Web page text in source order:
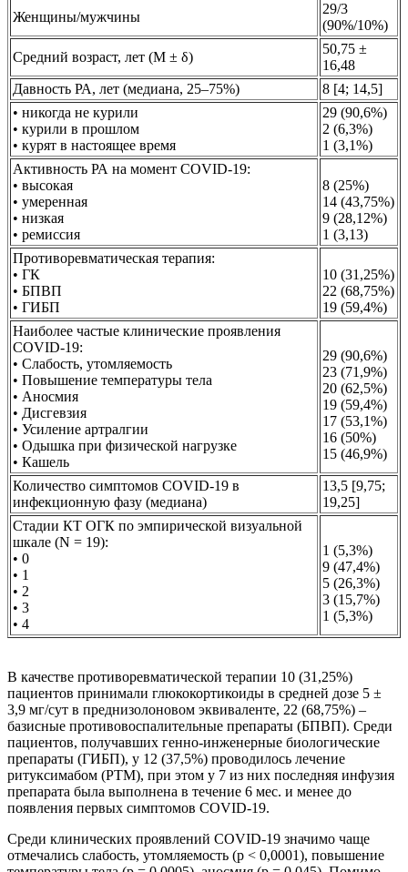
Женщины/мужчины
29/3
(90%/10%)
Средний возраст, лет (М ± δ)
50,75 ±
16,48
Давность РА, лет (медиана, 25–75%)
8 [4; 14,5]
• никогда не курили
• курили в прошлом
• курят в настоящее время
29 (90,6%)
2 (6,3%)
1 (3,1%)
Активность РА на момент COVID-19:
• высокая
• умеренная
• низкая
• ремиссия
8 (25%)
14 (43,75%)
9 (28,12%)
1 (3,13)
Противоревматическая терапия:
• ГК
• БПВП
• ГИБП
10 (31,25%)
22 (68,75%)
19 (59,4%)
Наиболее частые клинические проявления
COVID-19:
• Слабость, утомляемость
• Повышение температуры тела
• Аносмия
• Дисгевзия
• Усиление артралгии
• Одышка при физической нагрузке
• Кашель
29 (90,6%)
23 (71,9%)
20 (62,5%)
19 (59,4%)
17 (53,1%)
16 (50%)
15 (46,9%)
Количество симптомов COVID-19 в
инфекционную фазу (медиана)
13,5 [9,75;
19,25]
Стадии КТ ОГК по эмпирической визуальной
шкале (N = 19):
• 0
• 1
• 2
• 3
• 4
1 (5,3%)
9 (47,4%)
5 (26,3%)
3 (15,7%)
1 (5,3%)
В качестве противоревматической терапии 10 (31,25%)
пациентов принимали глюкокортикоиды в средней дозе 5 ±
3,9 мг/сут в преднизолоновом эквиваленте, 22 (68,75%) –
базисные противовоспалительные препараты (БПВП). Среди
пациентов, получавших генно-инженерные биологические
препараты (ГИБП), у 12 (37,5%) проводилось лечение
ритуксимабом (РТМ), при этом у 7 из них последняя инфузия
препарата была выполнена в течение 6 мес. и менее до
появления первых симптомов COVID-19.
Среди клинических проявлений COVID-19 значимо чаще
отмечались слабость, утомляемость (р < 0,0001), повышение